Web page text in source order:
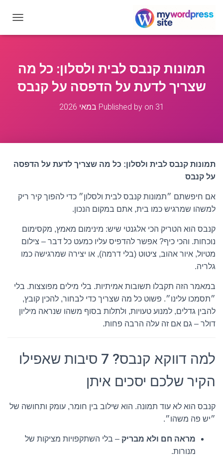
O
N
N
תמונות קנבס לבית ולסלון: כל מה
שצריך לדעת על הדפסה על קנבס
Published by on 31 במאי 2026
תמונות קנבס לבית ולסלון: כל מה שצריך לדעת על הדפסה
על קנבס
אם חיפשתם ״תמונות קנבס לבית ולסלון״ כדי להפוך קיר ריק
למשהו שמרגיש כמו בית, אתם במקום הנכון.
קנבס הוא הטריק הכי אלגנטי שיש: מינימום מאמץ, מקסימום
נוכחות. והכי כיף? אפשר להדפיס עליו כמעט כל דבר – צילום
מטיול, איור אהוב, ציטוט (בלי דרמה), או יצירה שמרגישה כמו
גלריה.
במאמר הזה תקבלו תשובות אמיתיות. בלי מילים מפוצצות. בלי
״תסמכו עלינו״. פשוט כל מה שצריך כדי לבחור, להכין קובץ,
להבין גדלים, למנוע טעויות, ולתלות בסוף משהו שנראה מיליון
דולר – גם אם זה עלה הרבה פחות.
למה דווקא קנבס? 7 סיבות שאפילו
הקיר שלכם יסכים איתן
קנבס הוא לא עוד תמונה. הוא שילוב בין חומר, עומק ותחושה של
״יש פה משהו״.
מראה חם ולא מבריק – בלי השתקפויות מציקות של
מנורות.